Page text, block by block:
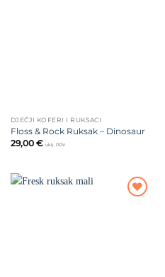
DJEČJI KOFERI I RUKSACI
Floss & Rock Ruksak – Dinosaur
29,00 € uklj. PDV